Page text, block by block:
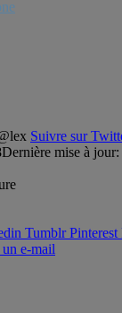
Suivre sur
Dernière mise à
Tumblr Pinterest
un e-mail